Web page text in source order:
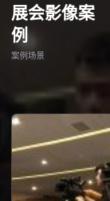
展会影像案
例
案例场景